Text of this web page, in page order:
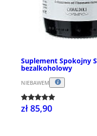
Suplement Spokojny
bezalkoholowy
NIEBAWEM
zł 85,90